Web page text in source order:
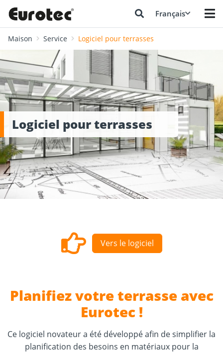
Français
Maison Service Logiciel pour terrasses
Logiciel pour terrasses
Vers le logiciel
Planifiez votre terrasse avec
Eurotec !
Ce logiciel novateur a été développé afin de simplifier la
planification des besoins en matériaux pour la